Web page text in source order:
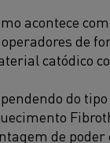
acontece
de
catódico
do
de